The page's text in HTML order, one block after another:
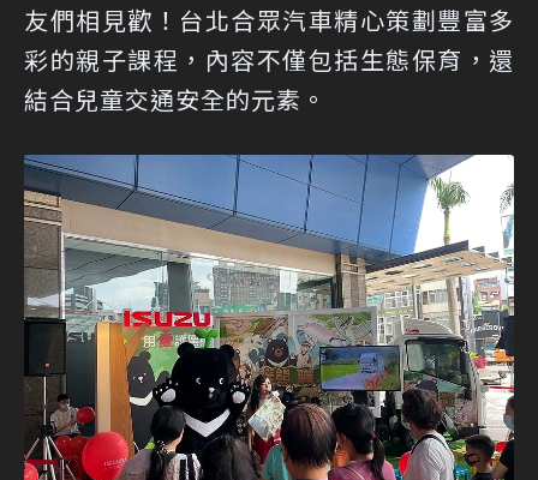
友們相見歡！台北合眾汽車精心策劃豐富多
彩的親子課程，內容不僅包括生態保育，還
結合兒童交通安全的元素。